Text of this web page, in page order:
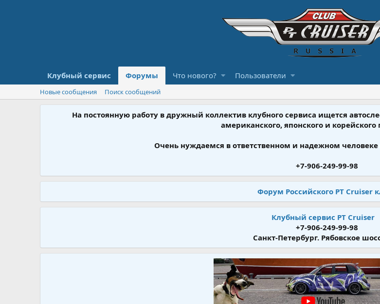
Клубный сервис Форумы Что нового? Пользователи
Новые сообщения Поиск сообщений
На постоянную работу в дружный коллектив клубного сервиса ищется
американского, японского и корейского
Очень нуждаемся в ответственном и надежном
+7-906-249-99-98
Форум Российского PT Cruiser
Клубный сервис PT Cruiser
+7-906-249-99-98
Санкт-Петербург. Рябовское